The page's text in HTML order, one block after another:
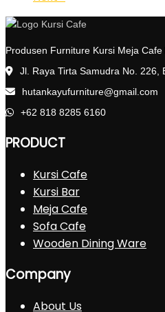
Produsen Furniture Kursi Meja Cafe
Jl. Raya Tirta Samudra No. 226,
hutankayufurniture@gmail.com
+62 818 8285 6160
PRODUCT
Kursi Cafe
Kursi Bar
Meja Cafe
Sofa Cafe
Wooden Dining Ware
Company
About Us